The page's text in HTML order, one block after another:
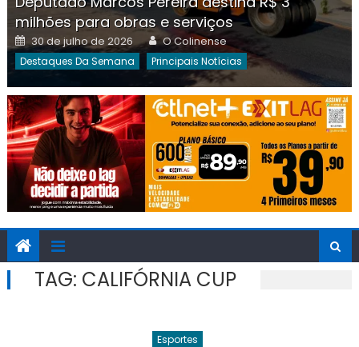
milhões para obras e serviços
Posted
on
30 de julho de 2026 Author
O Colinense
Destaques Da Semana Principais Notícias
TAG: CALIFÓRNIA CUP
Esportes